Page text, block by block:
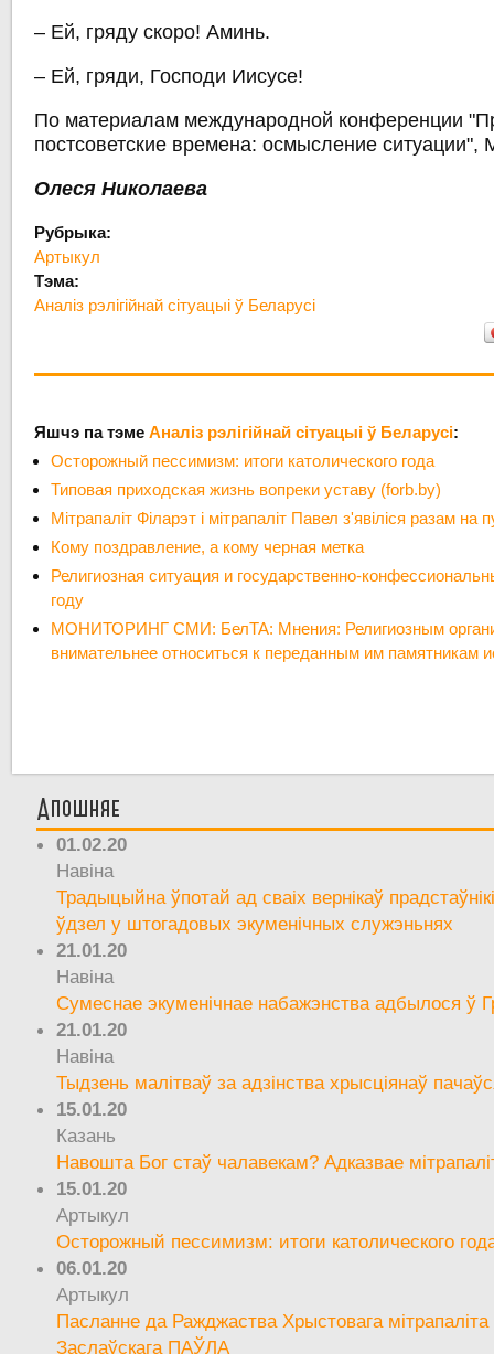
– Ей, гряду скоро! Аминь.
– Ей, гряди, Господи Иисусе!
По материалам международной конференции
постсоветские времена: осмысление ситуации",
Олеся Николаева
Рубрыка:
Артыкул
Тэма:
Аналіз рэлігійнай сітуацыі ў Беларусі
Яшчэ па тэмеАналіз рэлігійнай сітуацыі ў Беларусі:
Осторожный пессимизм: итоги католического года
Типовая приходская жизнь вопреки уставу (forb.by)
Мітрапаліт Філарэт і мітрапаліт Павел з'явіліся разам на
Кому поздравление, а кому черная метка
Религиозная ситуация и государственно-
году
МОНИТОРИНГ СМИ: БелТА: Мнения: Религиозным
внимательнее относиться к переданным им памятникам
Апошняе
01.02.20
Навіна
Традыцыйна ўпотай ад сваіх вернікаў
ўдзел у штогадовых экуменічных служэньнях
21.01.20
Навіна
Сумеснае экуменічнае набажэнства адбылося ў
21.01.20
Навіна
Тыдзень малітваў за адзінства хрысціянаў
15.01.20
Казань
Навошта Бог стаў чалавекам? Адказвае
15.01.20
Артыкул
Осторожный пессимизм: итоги католического
06.01.20
Артыкул
Пасланне да Ражджаства Хрыстовага мітрапаліта
Заслаўскага ПАЎЛА